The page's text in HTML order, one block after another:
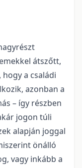
átszőtt,
a családi
azonban a
– így részben
jogon túli
alapján joggal
önálló
vagy inkább a